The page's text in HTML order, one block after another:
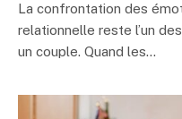
La confrontation des
relationnelle reste l’un
un couple. Quand les…